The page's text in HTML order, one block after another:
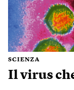
SCIENZA
Il virus